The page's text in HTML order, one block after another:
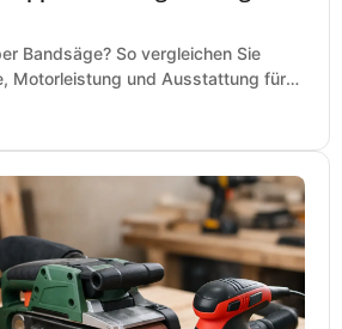
Bandsäge? So vergleichen Sie
Motorleistung und Ausstattung für